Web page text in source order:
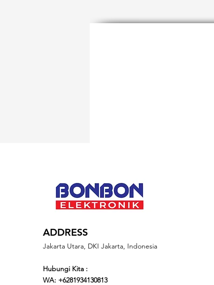
ADDRESS
Jakarta Utara, DKI Jakarta, Indonesia
Hubungi Kita :
WA: +6281934130813